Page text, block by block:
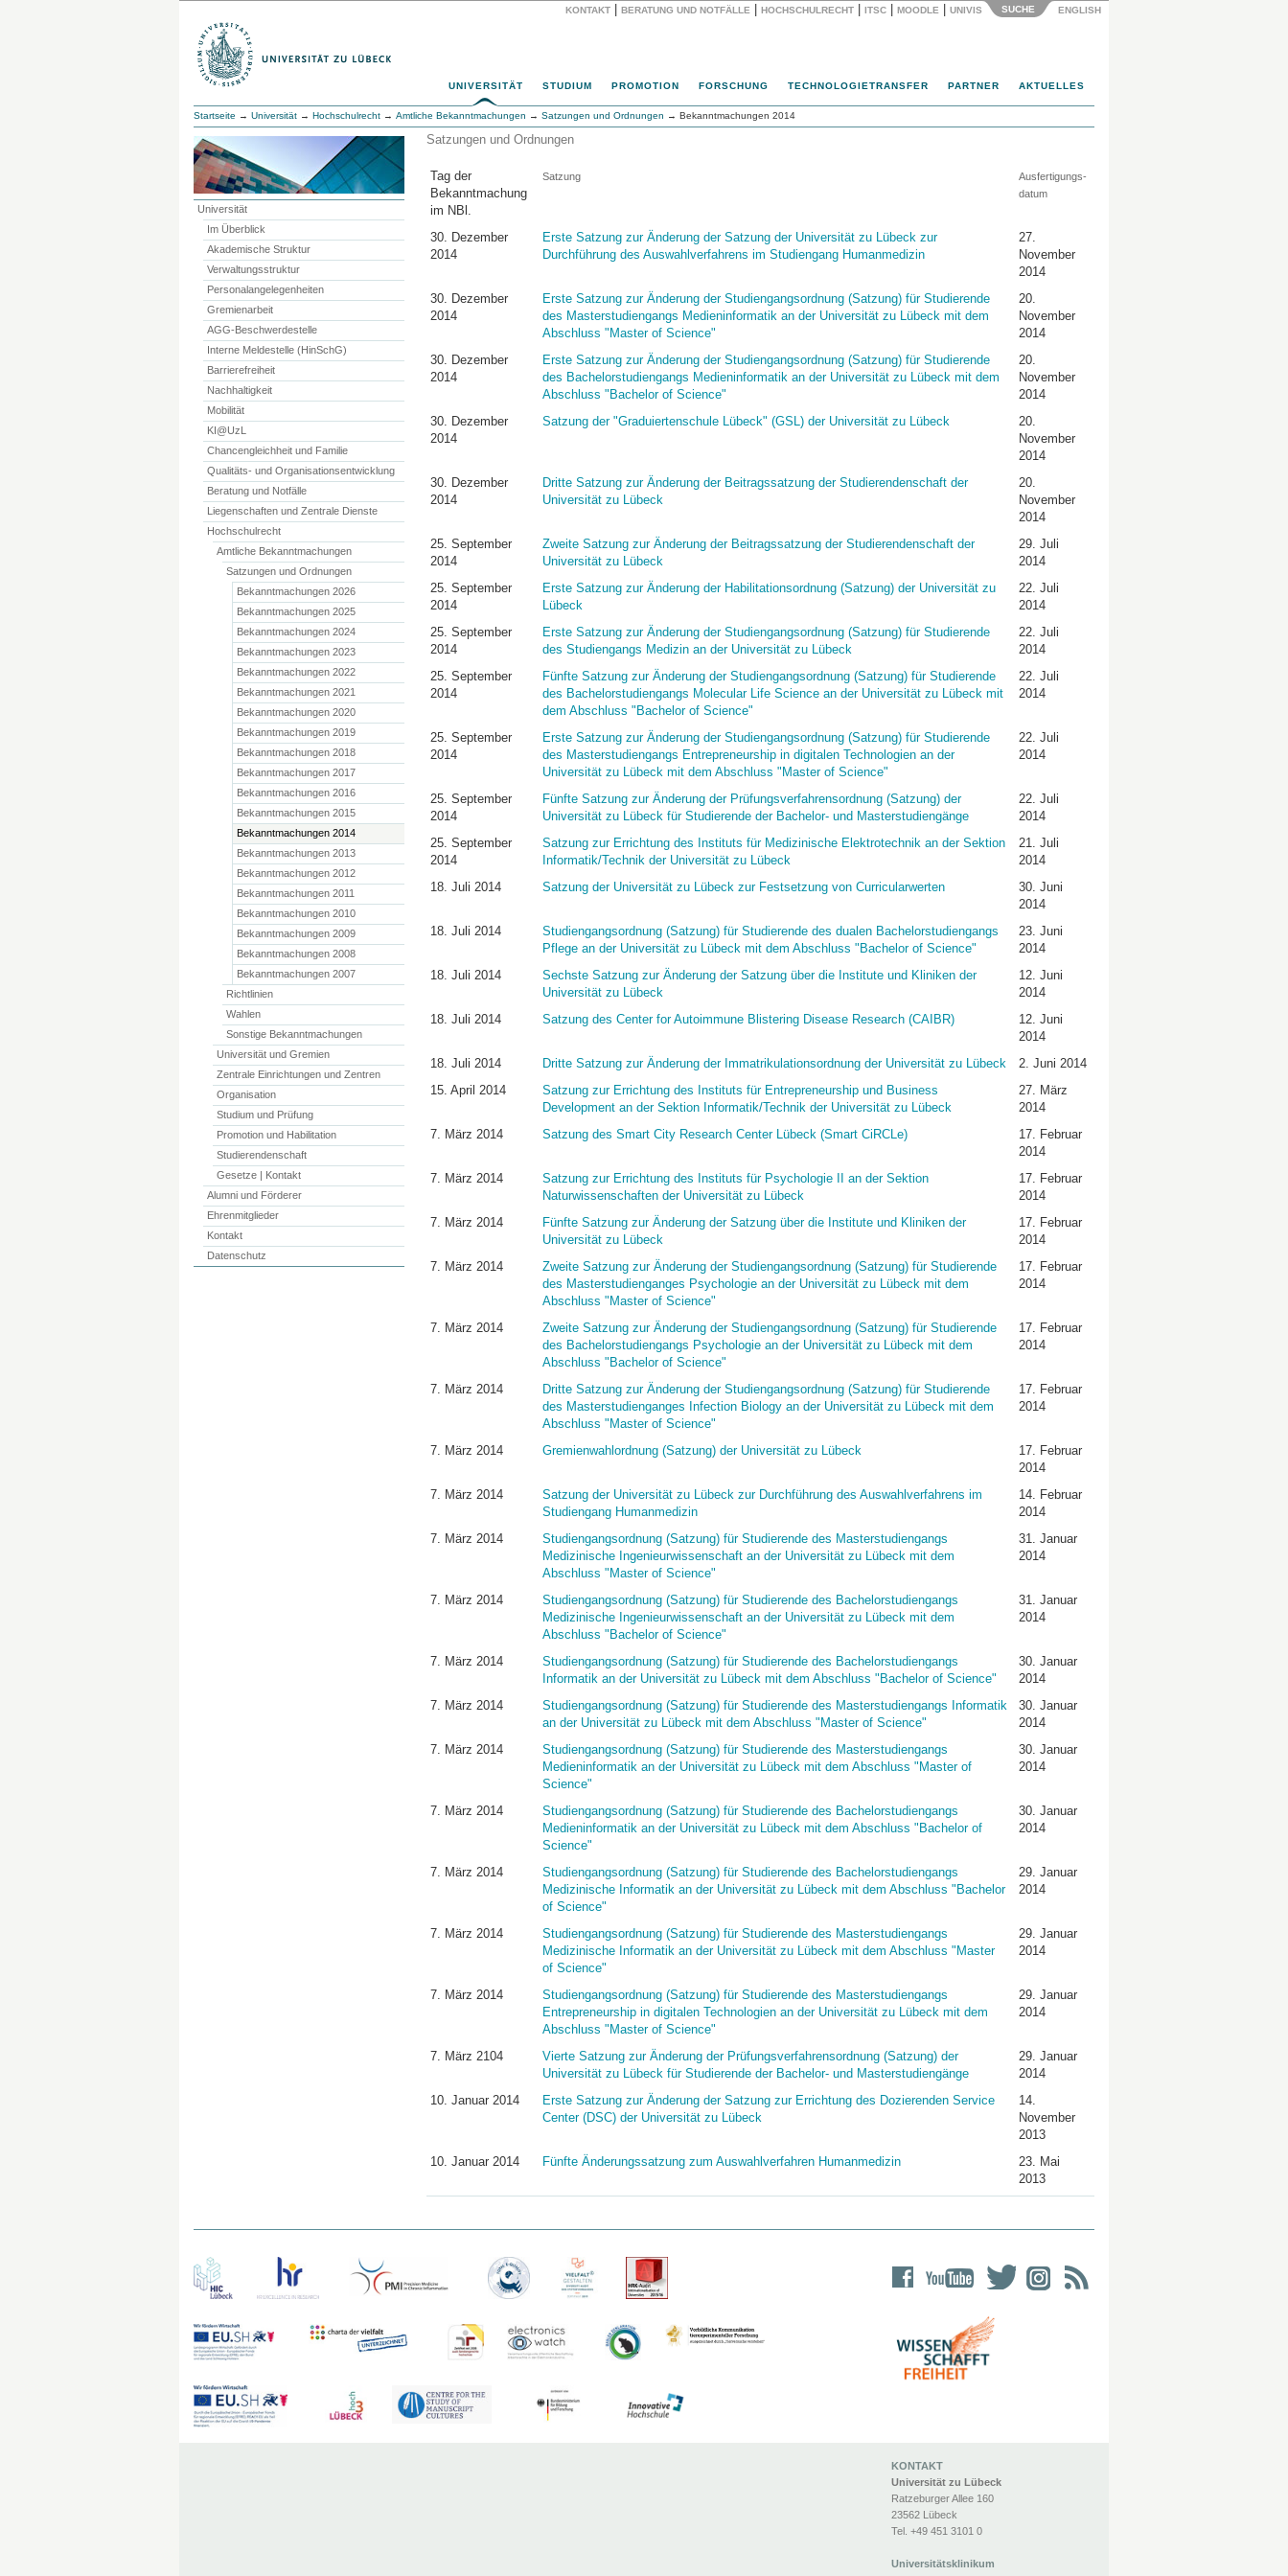
KONTAKT BERATUNG UND NOTFÄLLE HOCHSCHULRECHT ITSC MOODLE UNIVIS SUCHE ENGLISH
UNIVERSITÄT STUDIUM PROMOTION FORSCHUNG TECHNOLOGIETRANSFER PARTNER AKTUELLES
Startseite → Universität → Hochschulrecht → Amtliche Bekanntmachungen → Satzungen und Ordnungen → Bekanntmachungen 2014
Universität
Im Überblick
Akademische Struktur
Verwaltungsstruktur
Personalangelegenheiten
Gremienarbeit
AGG-Beschwerdestelle
Interne Meldestelle (HinSchG)
Barrierefreiheit
Nachhaltigkeit
Mobilität
KI@UzL
Chancengleichheit und Familie
Qualitäts- und Organisationsentwicklung
Beratung und Notfälle
Liegenschaften und Zentrale Dienste
Hochschulrecht
Amtliche Bekanntmachungen
Satzungen und Ordnungen
Bekanntmachungen 2026
Bekanntmachungen 2025
Bekanntmachungen 2024
Bekanntmachungen 2023
Bekanntmachungen 2022
Bekanntmachungen 2021
Bekanntmachungen 2020
Bekanntmachungen 2019
Bekanntmachungen 2018
Bekanntmachungen 2017
Bekanntmachungen 2016
Bekanntmachungen 2015
Bekanntmachungen 2014
Bekanntmachungen 2013
Bekanntmachungen 2012
Bekanntmachungen 2011
Bekanntmachungen 2010
Bekanntmachungen 2009
Bekanntmachungen 2008
Bekanntmachungen 2007
Richtlinien
Wahlen
Sonstige Bekanntmachungen
Universität und Gremien
Zentrale Einrichtungen und Zentren
Organisation
Studium und Prüfung
Promotion und Habilitation
Studierendenschaft
Gesetze | Kontakt
Alumni und Förderer
Ehrenmitglieder
Kontakt
Datenschutz
Satzungen und Ordnungen
Tag der
Bekanntmachung
im NBl.
Satzung
Ausfertigungs-
datum
30. Dezember
2014
Erste Satzung zur Änderung der Satzung der Universität zu Lübeck zur
Durchführung des Auswahlverfahrens im Studiengang Humanmedizin
27.
November
2014
30. Dezember
2014
Erste Satzung zur Änderung der Studiengangsordnung (Satzung) für Studierende
des Masterstudiengangs Medieninformatik an der Universität zu Lübeck mit dem
Abschluss "Master of Science"
20.
November
2014
30. Dezember
2014
Erste Satzung zur Änderung der Studiengangsordnung (Satzung) für Studierende
des Bachelorstudiengangs Medieninformatik an der Universität zu Lübeck mit dem
Abschluss "Bachelor of Science"
20.
November
2014
30. Dezember
2014
Satzung der "Graduiertenschule Lübeck" (GSL) der Universität zu Lübeck
20.
November
2014
30. Dezember
2014
Dritte Satzung zur Änderung der Beitragssatzung der Studierendenschaft der
Universität zu Lübeck
20.
November
2014
25. September
2014
Zweite Satzung zur Änderung der Beitragssatzung der Studierendenschaft der
Universität zu Lübeck
29. Juli
2014
25. September
2014
Erste Satzung zur Änderung der Habilitationsordnung (Satzung) der Universität zu
Lübeck
22. Juli
2014
25. September
2014
Erste Satzung zur Änderung der Studiengangsordnung (Satzung) für Studierende
des Studiengangs Medizin an der Universität zu Lübeck
22. Juli
2014
25. September
2014
Fünfte Satzung zur Änderung der Studiengangsordnung (Satzung) für Studierende
des Bachelorstudiengangs Molecular Life Science an der Universität zu Lübeck mit
dem Abschluss "Bachelor of Science"
22. Juli
2014
25. September
2014
Erste Satzung zur Änderung der Studiengangsordnung (Satzung) für Studierende
des Masterstudiengangs Entrepreneurship in digitalen Technologien an der
Universität zu Lübeck mit dem Abschluss "Master of Science"
22. Juli
2014
25. September
2014
Fünfte Satzung zur Änderung der Prüfungsverfahrensordnung (Satzung) der
Universität zu Lübeck für Studierende der Bachelor- und Masterstudiengänge
22. Juli
2014
25. September
2014
Satzung zur Errichtung des Instituts für Medizinische Elektrotechnik an der Sektion
Informatik/Technik der Universität zu Lübeck
21. Juli
2014
18. Juli 2014
Satzung der Universität zu Lübeck zur Festsetzung von Curricularwerten
30. Juni
2014
18. Juli 2014
Studiengangsordnung (Satzung) für Studierende des dualen Bachelorstudiengangs
Pflege an der Universität zu Lübeck mit dem Abschluss "Bachelor of Science"
23. Juni
2014
18. Juli 2014
Sechste Satzung zur Änderung der Satzung über die Institute und Kliniken der
Universität zu Lübeck
12. Juni
2014
18. Juli 2014
Satzung des Center for Autoimmune Blistering Disease Research (CAIBR)
12. Juni
2014
18. Juli 2014
Dritte Satzung zur Änderung der Immatrikulationsordnung der Universität zu Lübeck
2. Juni 2014
15. April 2014
Satzung zur Errichtung des Instituts für Entrepreneurship und Business
Development an der Sektion Informatik/Technik der Universität zu Lübeck
27. März
2014
7. März 2014
Satzung des Smart City Research Center Lübeck (Smart CiRCLe)
17. Februar
2014
7. März 2014
Satzung zur Errichtung des Instituts für Psychologie II an der Sektion
Naturwissenschaften der Universität zu Lübeck
17. Februar
2014
7. März 2014
Fünfte Satzung zur Änderung der Satzung über die Institute und Kliniken der
Universität zu Lübeck
17. Februar
2014
7. März 2014
Zweite Satzung zur Änderung der Studiengangsordnung (Satzung) für Studierende
des Masterstudienganges Psychologie an der Universität zu Lübeck mit dem
Abschluss "Master of Science"
17. Februar
2014
7. März 2014
Zweite Satzung zur Änderung der Studiengangsordnung (Satzung) für Studierende
des Bachelorstudiengangs Psychologie an der Universität zu Lübeck mit dem
Abschluss "Bachelor of Science"
17. Februar
2014
7. März 2014
Dritte Satzung zur Änderung der Studiengangsordnung (Satzung) für Studierende
des Masterstudienganges Infection Biology an der Universität zu Lübeck mit dem
Abschluss "Master of Science"
17. Februar
2014
7. März 2014 Gremienwahlordnung (Satzung) der Universität zu Lübeck
17. Februar
2014
7. März 2014
Satzung der Universität zu Lübeck zur Durchführung des Auswahlverfahrens im
Studiengang Humanmedizin
14. Februar
2014
7. März 2014
Studiengangsordnung (Satzung) für Studierende des Masterstudiengangs
Medizinische Ingenieurwissenschaft an der Universität zu Lübeck mit dem
Abschluss "Master of Science"
31. Januar
2014
7. März 2014
Studiengangsordnung (Satzung) für Studierende des Bachelorstudiengangs
Medizinische Ingenieurwissenschaft an der Universität zu Lübeck mit dem
Abschluss "Bachelor of Science"
31. Januar
2014
7. März 2014
Studiengangsordnung (Satzung) für Studierende des Bachelorstudiengangs
Informatik an der Universität zu Lübeck mit dem Abschluss "Bachelor of Science"
30. Januar
2014
7. März 2014
Studiengangsordnung (Satzung) für Studierende des Masterstudiengangs Informatik
an der Universität zu Lübeck mit dem Abschluss "Master of Science"
30. Januar
2014
7. März 2014
Studiengangsordnung (Satzung) für Studierende des Masterstudiengangs
Medieninformatik an der Universität zu Lübeck mit dem Abschluss "Master of
Science"
30. Januar
2014
7. März 2014
Studiengangsordnung (Satzung) für Studierende des Bachelorstudiengangs
Medieninformatik an der Universität zu Lübeck mit dem Abschluss "Bachelor of
Science"
30. Januar
2014
7. März 2014
Studiengangsordnung (Satzung) für Studierende des Bachelorstudiengangs
Medizinische Informatik an der Universität zu Lübeck mit dem Abschluss "Bachelor
of Science"
29. Januar
2014
7. März 2014
Studiengangsordnung (Satzung) für Studierende des Masterstudiengangs
Medizinische Informatik an der Universität zu Lübeck mit dem Abschluss "Master
of Science"
29. Januar
2014
7. März 2014
Studiengangsordnung (Satzung) für Studierende des Masterstudiengangs
Entrepreneurship in digitalen Technologien an der Universität zu Lübeck mit dem
Abschluss "Master of Science"
29. Januar
2014
7. März 2104
Vierte Satzung zur Änderung der Prüfungsverfahrensordnung (Satzung) der
Universität zu Lübeck für Studierende der Bachelor- und Masterstudiengänge
29. Januar
2014
10. Januar 2014
Erste Satzung zur Änderung der Satzung zur Errichtung des Dozierenden Service
Center (DSC) der Universität zu Lübeck
14.
November
2013
10. Januar 2014
Fünfte Änderungssatzung zum Auswahlverfahren Humanmedizin
23. Mai
2013
KONTAKT
Universität zu Lübeck
Ratzeburger Allee 160
23562 Lübeck
Tel. +49 451 3101 0
Universitätsklinikum